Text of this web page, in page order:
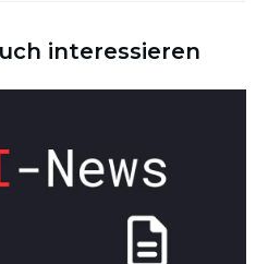
interessieren